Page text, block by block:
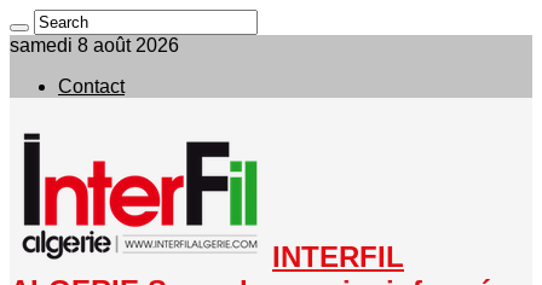
samedi 8 août 2026
Contact
INTERFIL